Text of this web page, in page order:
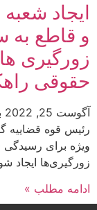
ایجاد
و قاطع
زورگیری
حقوقی
آگوست 25, 2022
رئیس قوه قضاییه
ویژه برای
زورگیری‌ها ایجاد
ادامه مطلب »